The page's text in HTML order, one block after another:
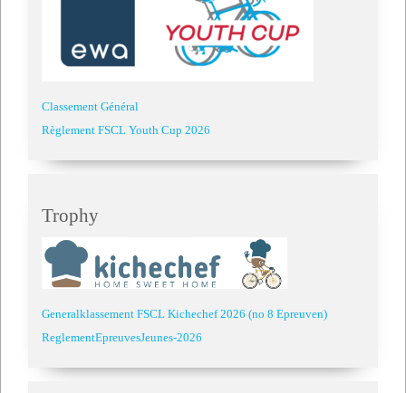
Classement Général
Règlement FSCL Youth Cup 2026
Trophy
Generalklassement FSCL Kichechef 2026 (no 8 Epreuven)
ReglementEpreuvesJeunes-2026